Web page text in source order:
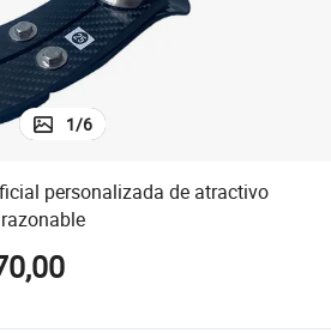
1/6
personalizada de atractivo